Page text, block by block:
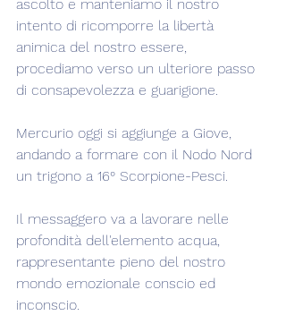
ascolto e manteniamo il nostro
intento di ricomporre la libertà
animica del nostro essere,
procediamo verso un ulteriore passo
di consapevolezza e guarigione.
Mercurio oggi si aggiunge a Giove,
andando a formare con il Nodo Nord
un trigono a 16° Scorpione-Pesci.
Il messaggero va a lavorare nelle
profondità dell'elemento acqua,
rappresentante pieno del nostro
mondo emozionale conscio ed
inconscio.